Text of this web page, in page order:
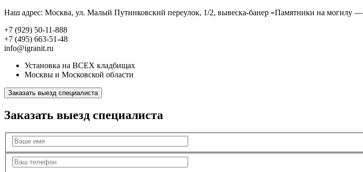
Наш адрес: Москва, ул. Малый Путинковский переулок, 1/2, вывеска-банер «Памятники на могилу
+7 (929) 50-11-888
+7 (495) 663-51-48
info@igranit.ru
Установка на ВСЕХ кладбищах
Москвы и Московской области
Заказать выезд специалиста
Заказать выезд специалиста